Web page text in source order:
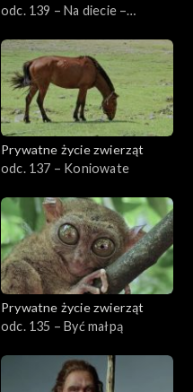
odc. 139 – Na diecie –
Prywatne życie zwierząt
odc. 137 – Koniowate
Prywatne życie zwierząt
odc. 135 – Być małpą